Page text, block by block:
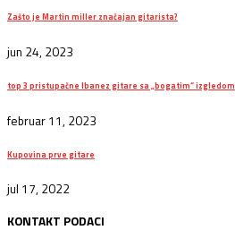
Zašto je Martin miller značajan gitarista?
jun 24, 2023
top 3 pristupačne Ibanez gitare sa „bogatim“ izgledom
februar 11, 2023
Kupovina prve gitare
jul 17, 2022
KONTAKT PODACI